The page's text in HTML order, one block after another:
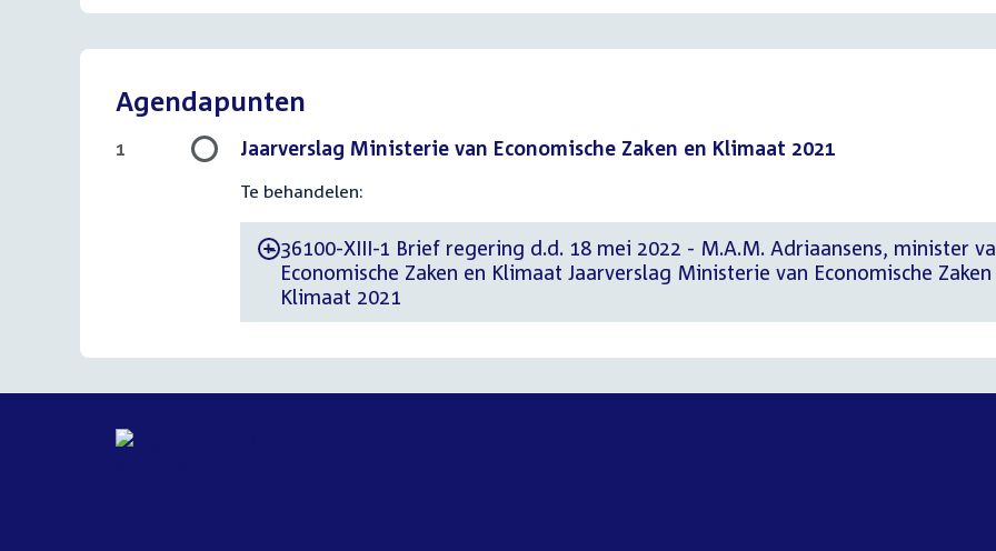
Agendapunten
Jaarverslag Ministerie van Economische Zaken en Klimaat 2021
Te behandelen:
-36100-XIII-1 Brief regering d.d. 18 mei 2022 - M.A.M. Adriaansens, minister
Economische Zaken en Klimaat Jaarverslag Ministerie van Economische Zaken
Klimaat 2021
1